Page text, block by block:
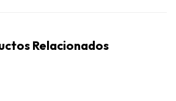
Relacionados